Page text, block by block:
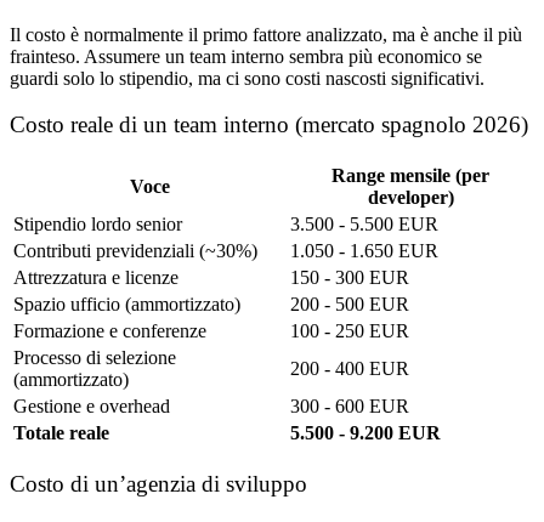
Il costo è normalmente il primo fattore analizzato, ma è anche il più
frainteso. Assumere un team interno sembra più economico se
guardi solo lo stipendio, ma ci sono costi nascosti significativi.
Costo reale di un team interno (mercato spagnolo 2026)
Voce
Range mensile (per
developer)
Stipendio lordo senior
3.500 - 5.500 EUR
Contributi previdenziali (~30%)
1.050 - 1.650 EUR
Attrezzatura e licenze
150 - 300 EUR
Spazio ufficio (ammortizzato)
200 - 500 EUR
Formazione e conferenze
100 - 250 EUR
Processo di selezione
(ammortizzato)
200 - 400 EUR
Gestione e overhead
300 - 600 EUR
Totale reale
5.500 - 9.200 EUR
Costo di un’agenzia di sviluppo